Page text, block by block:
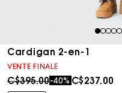
12345
Cardigan 2-en-1
VENTE FINALE
Price reduced from
C$395.00to
-40% C$237.00